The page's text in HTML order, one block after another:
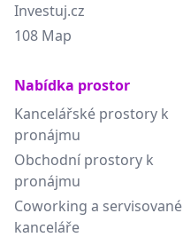
Investuj.cz
108 Map
Nabídka prostor
Kancelářské prostory k
pronájmu
Obchodní prostory k
pronájmu
Coworking a servisované
kanceláře